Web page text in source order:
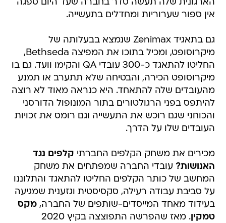
הארגונית שלה תעשה סדר בחברה שעד היום ספגה
אין ספור שערוריות ומחדלים בתעשייה.
גם בתאגיד Zenimax שנמצא בבעלותה של
מיקרוסופט, ומכיל בתוכו את המפיצה Bethseda,
החליטו להתאגד כ-300 עובדי QA והקימו וועד. גם בו
מיקרוסופט הכירה, והבטיחה שלא תתערב או תמנע
מהעובדים שלה להתאחד. היא כנראה מאוד לא רוצה
להיתפס בפני הרגולטורים בתור המונופול הדורסני
והכוחני שגם רוכש את התעשייה וגם רומס את זכויות
העובדים שלו על הדרך.
מכירים את משחק הקלפים החברתי קלפים נגד
האנושות? עובדי החברה שמפתחים את משחק
המחשב של כותר הקלפים החליטו להתאגד והתלוננו
על סביבת עבודה רעילה, סקסיסטית וגזענית שמגיעה
בעידוד מאחד המייסדים-שותפים של החברה,מקס
טמקין
. מאז שהפרשה התפוצצה בקיץ 2020